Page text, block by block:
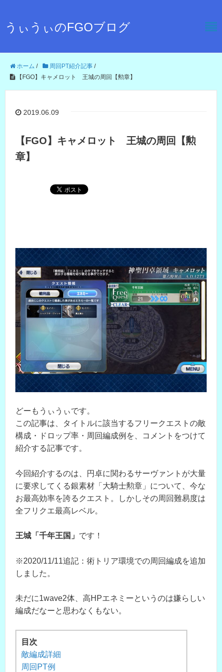
うぃうぃのFGOブログ
ホーム / 周回PT紹介記事 /
【FGO】キャメロット 王城の周回【勲章】
2019.06.09
【FGO】キャメロット 王城の周回【勲
章】
どーもうぃうぃです。
この記事は、タイトルに該当するフリークエストの敵
構成・ドロップ率・周回編成例を、コメントをつけて
紹介する記事です。
今回紹介するのは、円卓に関わるサーヴァントが大量
に要求してくる銀素材「大騎士勲章」について、今な
お最高効率を誇るクエスト。しかしその周回難易度は
全フリクエ最高レベル。
王城「千年王国」 です！
※2020/11/11追記：術トリア環境での周回編成を追加
しました。
未だに1wave2体、高HPエネミーというのは嫌らしい
編成だなーと思わなくもない。
目次
敵編成詳細
周回PT例